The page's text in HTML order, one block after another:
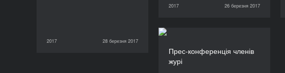
2017 26 березня 2017
2017
26 березня 2017
2017 28 березня 2017
2017
28 березня 2017
Прес-конференція членів
журі
журі